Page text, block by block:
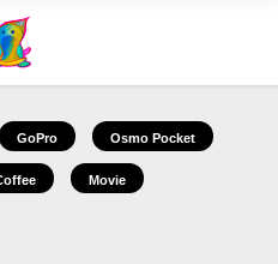
GoPro Osmo Pocket
Movie